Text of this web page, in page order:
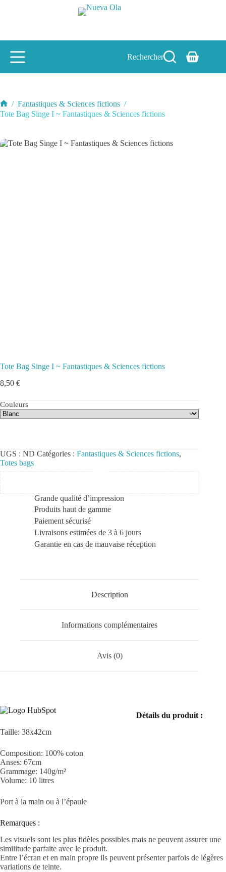
Rechercher
Panier
Accueil
/ Fantastiques & Sciences fictions /
Tote Bag Singe I ~ Fantastiques & Sciences fictions
Tote Bag Singe I ~ Fantastiques & Sciences fictions
8,50 €
Couleurs
UGS : ND Catégories : Fantastiques & Sciences fictions,
Totes bags
Grande qualité d’impression
Produits haut de gamme
Paiement sécurisé
Livraisons estimées de 3 à 6 jours
Garantie en cas de mauvaise réception
Description
Informations complémentaires
Avis (0)
Détails du produit :
Taille: 38x42cm
Composition: 100% coton
Anses: 67cm
Grammage: 140g/m²
Volume: 10 litres
Port à la main ou à l’épaule
Remarques :
Les visuels sont les plus fidèles possibles mais ne peuvent assurer une
similitude parfaite avec le produit.
Entre l’écran et en main propre ils peuvent présenter parfois de légères
variations de teinte.